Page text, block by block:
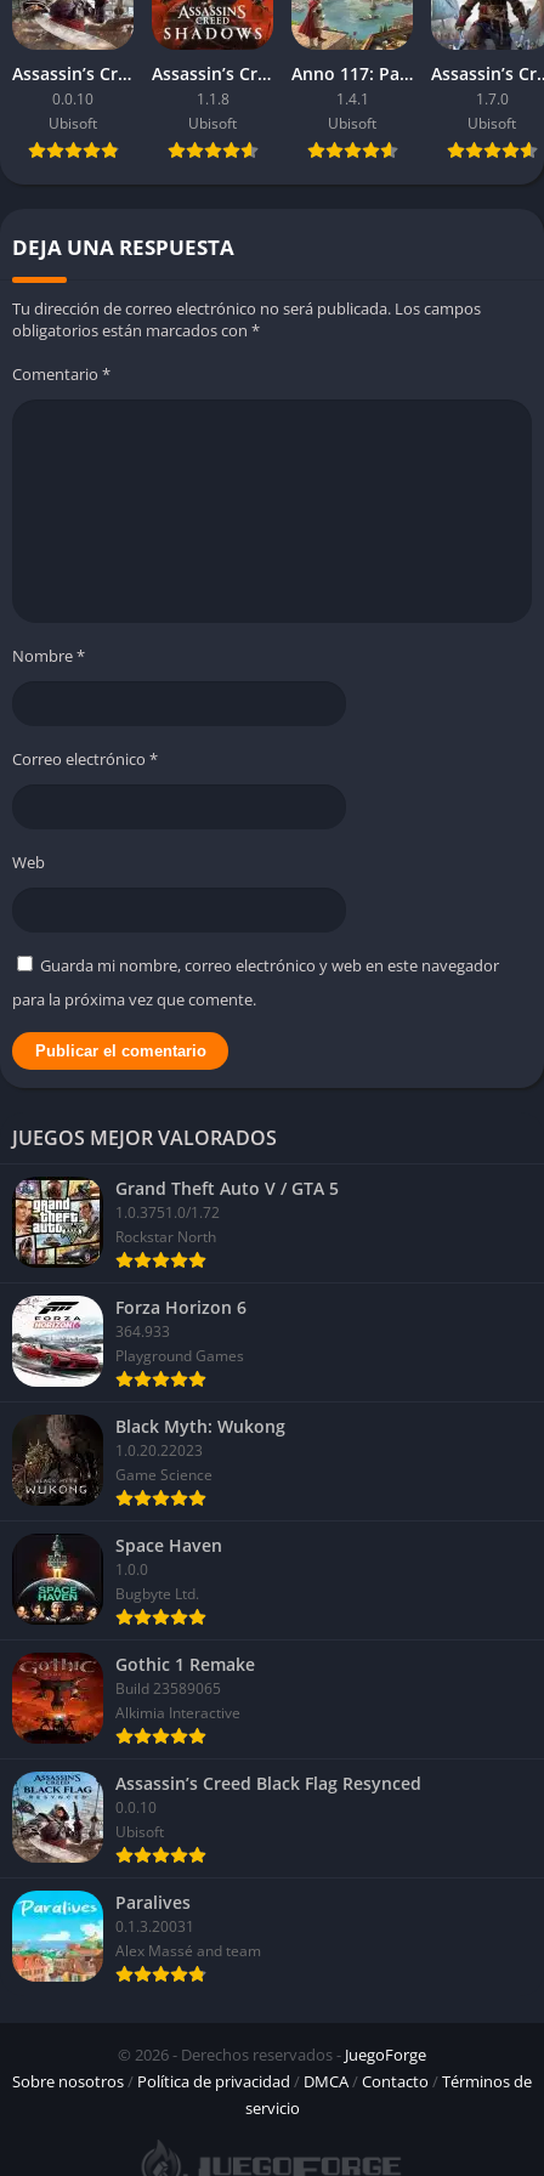
dentro del género de conducción arcade, perfecta para
quienes buscan una experiencia social, un mapa inmenso y
horas de diversión al volante.
Assassin’s Creed Black Flag Resynced
0.0.10
Ubisoft
Assassin’s Creed: Shadows
1.1.8
Ubisoft
Anno 117: Pax Romana
1.4.1
Ubisoft
1.7.0
Ubisoft
DEJA UNA RESPUESTA
Tu dirección de correo electrónico no será publicada. Los campos
obligatorios están marcados con *
Comentario *
Nombre*
Correo electrónico *
Web
Guarda mi nombre, correo electrónico y web en este navegador
para la próxima vez que comente.
JUEGOS MEJOR VALORADOS
Grand Theft Auto V / GTA 5
1.0.3751.0/1.72
Rockstar North
Forza Horizon 6
364.933
Playground Games
Black Myth: Wukong
1.0.20.22023
Game Science
Space Haven
1.0.0
Bugbyte Ltd.
Gothic 1 Remake
Build 23589065
Alkimia Interactive
Assassin’s Creed Black Flag Resynced
0.0.10
Ubisoft
Paralives
0.1.3.20031
Alex Massé and team
© 2026 - Derechos reservados - JuegoForge
Sobre nosotros/ Política de privacidad / DMCA/Contacto /Términos de
servicio